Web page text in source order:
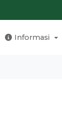
Informasi